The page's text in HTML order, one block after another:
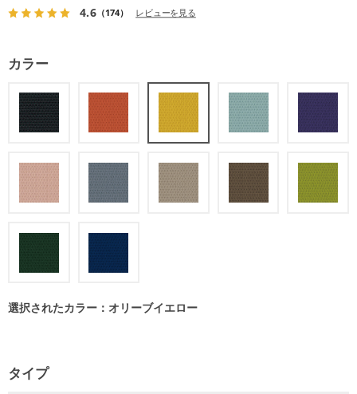
4.6（174） レビューを見る
カラー
選択されたカラー：オリーブイエロー
タイプ